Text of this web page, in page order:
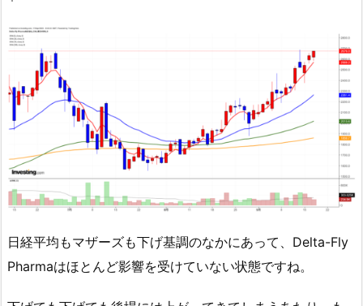
日経平均もマザーズも下げ基調のなかにあって、Delta-Fly
Pharmaはほとんど影響を受けていない状態ですね。